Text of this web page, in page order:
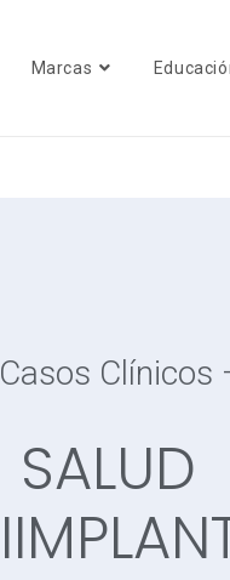
Marcas
Clínicos
SALUD